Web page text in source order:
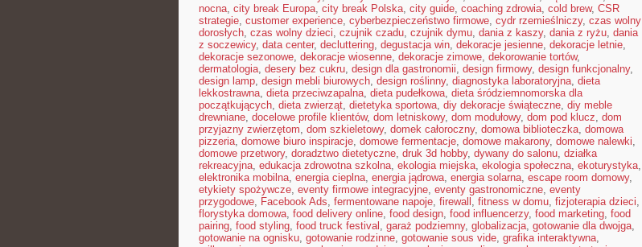
nocna, city break Europa, city break Polska, city guide, coaching zdrowia, cold brew, CSR
strategie, customer experience, cyberbezpieczeństwo firmowe, cydr rzemieślniczy, czas wolny
dorosłych, czas wolny dzieci, czujnik czadu, czujnik dymu, dania z kaszy, dania z ryżu, dania
z soczewicy, data center, decluttering, degustacja win, dekoracje jesienne, dekoracje letnie,
dekoracje sezonowe, dekoracje wiosenne, dekoracje zimowe, dekorowanie tortów,
dermatologia, desery bez cukru, design dla gastronomii, design firmowy, design funkcjonalny,
design lamp, design mebli biurowych, design roślinny, diagnostyka laboratoryjna, dieta
lekkostrawna, dieta przeciwzapalna, dieta pudełkowa, dieta śródziemnomorska dla
początkujących, dieta zwierząt, dietetyka sportowa, diy dekoracje świąteczne, diy meble
drewniane, docelowe profile klientów, dom letniskowy, dom modułowy, dom pod klucz, dom
przyjazny zwierzętom, dom szkieletowy, domek całoroczny, domowa biblioteczka, domowa
pizzeria, domowe biuro inspiracje, domowe fermentacje, domowe makarony, domowe nalewki,
domowe przetwory, doradztwo dietetyczne, druk 3d hobby, dywany do salonu, działka
rekreacyjna, edukacja zdrowotna szkolna, ekologia miejska, ekologia społeczna, ekoturystyka,
elektronika mobilna, energia cieplna, energia jądrowa, energia solarna, escape room domowy,
etykiety spożywcze, eventy firmowe integracyjne, eventy gastronomiczne, eventy
przygodowe, Facebook Ads, fermentowane napoje, firewall , fitness w domu, fizjoterapia dzieci,
florystyka domowa, food delivery online, food design, food influencerzy, food marketing, food
pairing, food styling, food truck festival , garaż podziemny, globalizacja, gotowanie dla dwojga,
gotowanie na ognisku, gotowanie rodzinne, gotowanie sous vide, grafika interaktywna,